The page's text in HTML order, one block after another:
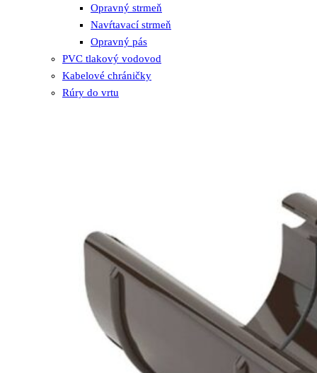
Opravný strmeň
Navŕtavací strmeň
Opravný pás
PVC tlakový vodovod
Kabelové chráničky
Rúry do vrtu